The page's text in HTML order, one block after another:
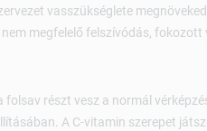
vasszükséglete
megfelelő felszívódás, fokozott
folsav részt vesz a normál
A C-vitamin szerepet